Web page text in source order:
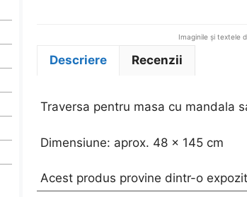
Imaginile și textele
Descriere Recenzii
Traversa pentru masa cu mandala
Dimensiune: aprox. 48 x 145 cm
Acest produs provine dintr-o